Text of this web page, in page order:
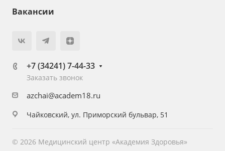
Вакансии
+7 (34241) 7-44-33
Заказать звонок
azchai@academ18.ru
Чайковский, ул. Приморский бульвар, 51
© 2026 Медицинский центр «Академия Здоровья»